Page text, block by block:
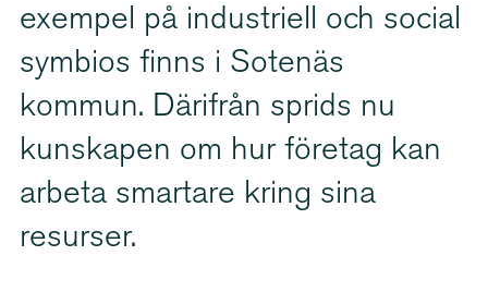
exempel på industriell och social
symbios finns i Sotenäs
kommun. Därifrån sprids nu
kunskapen om hur företag kan
arbeta smartare kring sina
resurser.